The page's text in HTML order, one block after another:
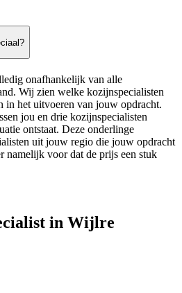
onafhankelijk van alle
Wij zien welke kozijnspecialisten
in het uitvoeren van jouw opdracht.
jou en drie kozijnspecialisten
ontstaat. Deze onderlinge
uit jouw regio die jouw opdracht
namelijk voor dat de prijs een stuk
in Wijlre